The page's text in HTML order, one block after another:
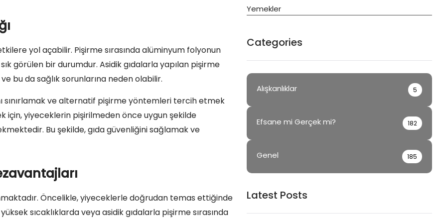
yol açabilir. Pişirme sırasında alüminyum folyonun
görülen bir durumdur. Asidik gıdalarla yapılan pişirme
bu da sağlık sorunlarına neden olabilir.
sınırlamak ve alternatif pişirme yöntemleri tercih etmek
için, yiyeceklerin pişirilmeden önce uygun şekilde
Bu şekilde, gıda güvenliğini sağlamak ve
Öncelikle, yiyeceklerle doğrudan temas ettiğinde
sıcaklıklarda veya asidik gıdalarla pişirme sırasında
Yemekler
Categories
Alışkanlıklar 5
Efsane mi Gerçek mi? 182
Genel 185
Latest Posts